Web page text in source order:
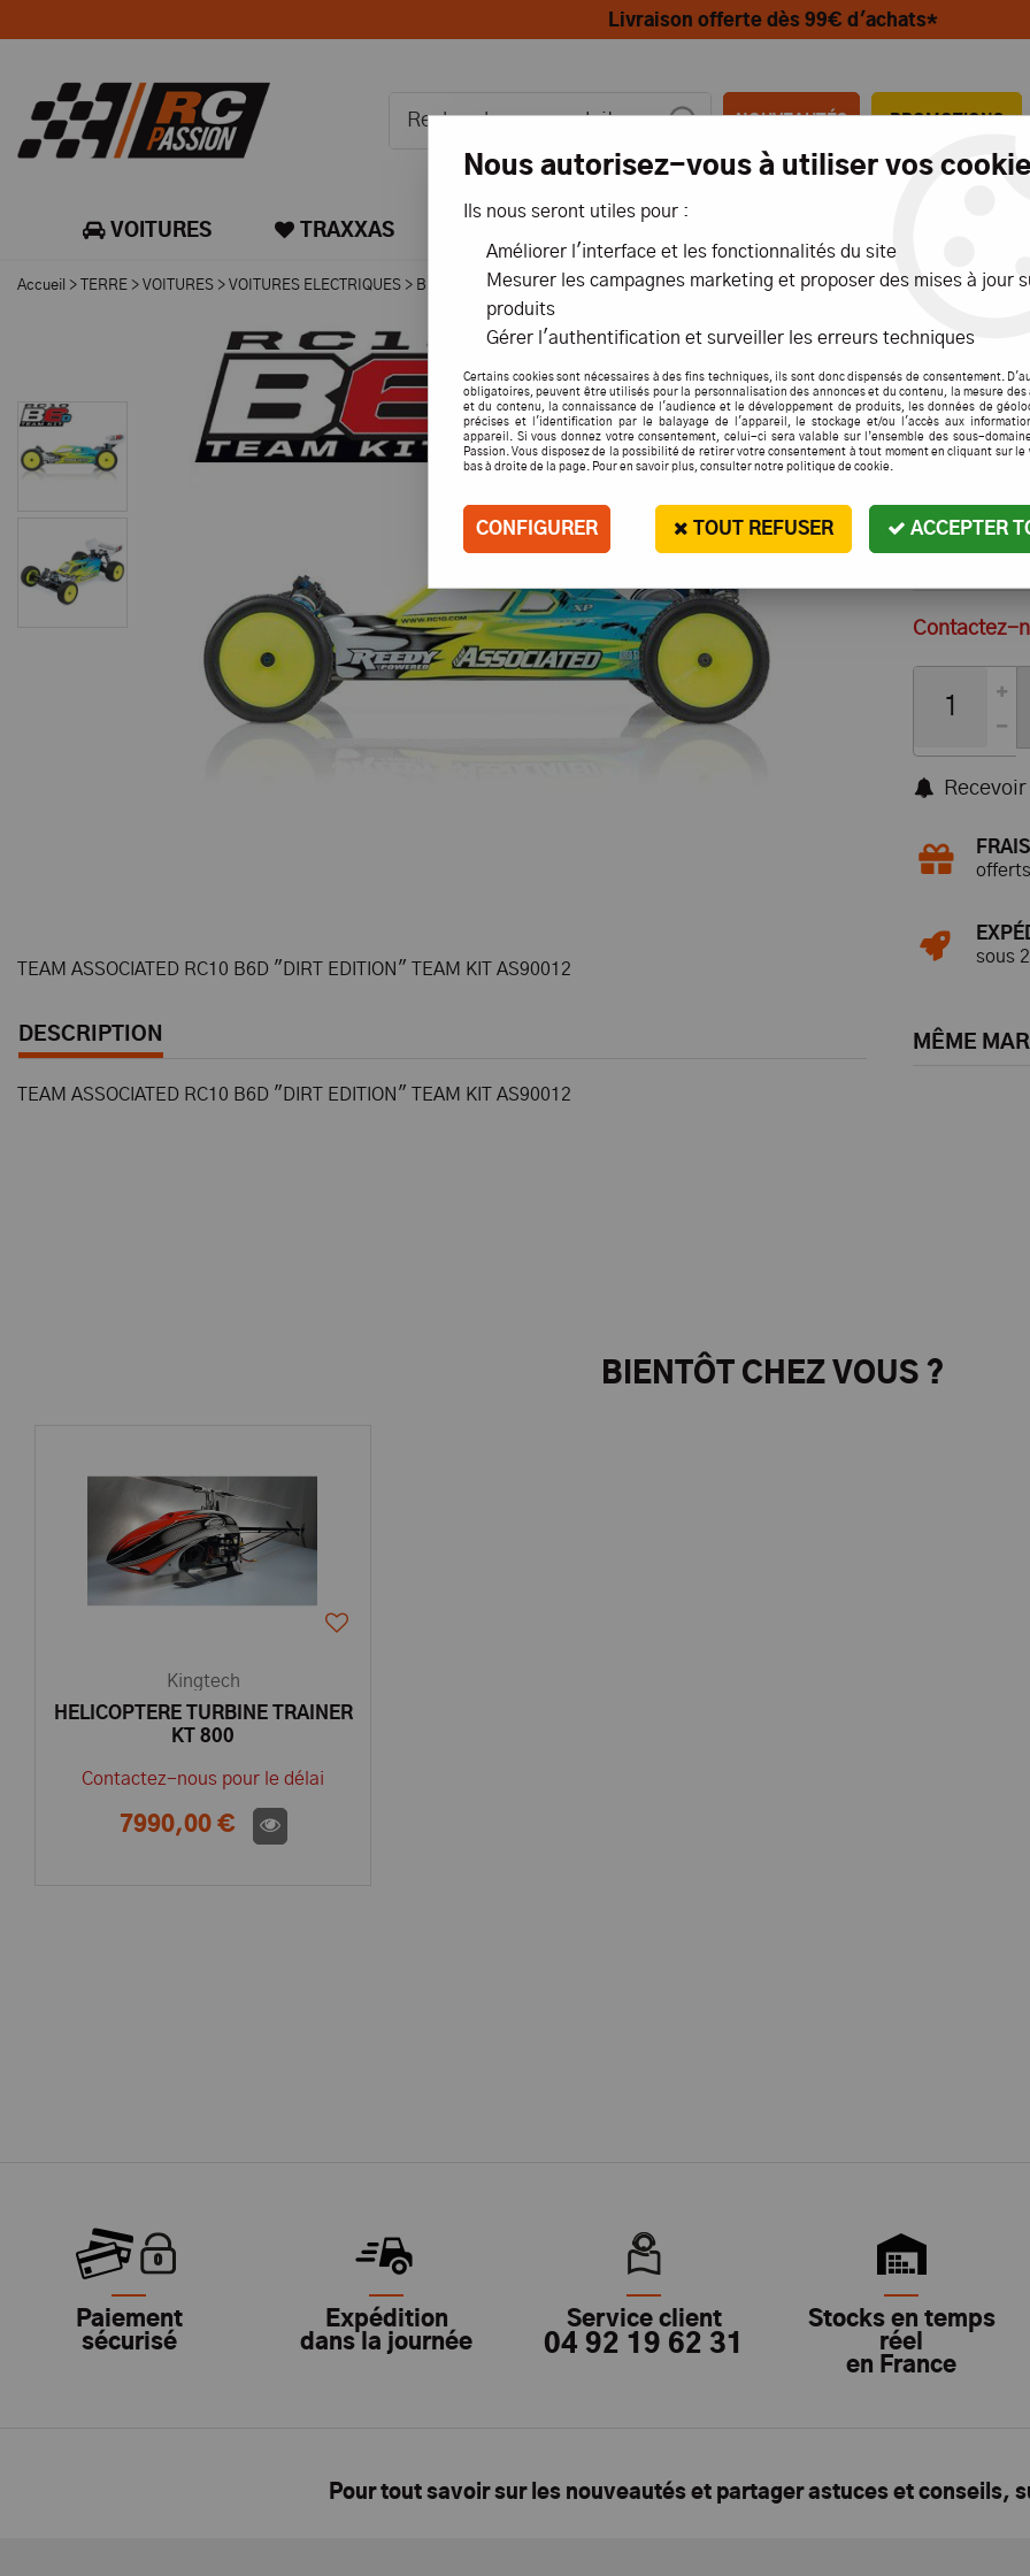
Livraison offerte dès 99€ d'achats*
NOUVEAUTÉS PROMOTIONS
VOITURES TRAXXAS
Accueil > TERRE > VOITURES > VOITURES ELECTRIQUES > BUGGY ET TRUGGY >BUGGY ET TRUGGY 1/10 >TEAM ASSOCIATED RC10 B6D "DIRT
Team
TEAM
"DIRT
Contactez-
sous
MÊME
TEAM ASSOCIATED RC10 B6D "DIRT EDITION" TEAM KIT AS90012
DESCRIPTION
TEAM ASSOCIATED RC10 B6D "DIRT EDITION" TEAM KIT AS90012
BIENTÔT CHEZ VOUS ?
Kingtech
HELICOPTERE TURBINE TRAINER
KT 800
Contactez-nous pour le délai
7990,00 €
Paiement
sécurisé
Expédition
dans la journée
Service client
04 92 19 62 31
Stocks en temps
réel
en France
Pour tout savoir sur les nouveautés et partager astuces et conseils,
Nous autorisez-vous à utiliser vos
Ils nous seront utiles pour :
Améliorer l'interface et les fonctionnalités du site
Mesurer les campagnes marketing et proposer des mises à jour
produits
Gérer l'authentification et surveiller les erreurs techniques
Certains cookies sont nécessaires à des fins techniques, ils sont donc dispensés de consentement.
obligatoires, peuvent être utilisés pour la personnalisation des annonces et du contenu, la mesure des
et du contenu, la connaissance de l'audience et le développement de produits, les données de
précises et l'identification par le balayage de l'appareil, le stockage et/ou l'accès aux
appareil. Si vous donnez votre consentement, celui-ci sera valable sur l’ensemble des sous-
Passion. Vous disposez de la possibilité de retirer votre consentement à tout moment en cliquant sur le
bas à droite de la page. Pour en savoir plus, consulter notre politique de cookie.
CONFIGURER TOUT REFUSER ACCEPTER